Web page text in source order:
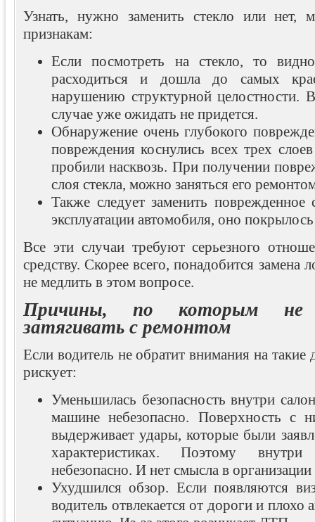
Узнать, нужно заменить стекло или
признакам:
Если посмотреть на стекло, то
расходиться и дошла до самых
нарушению структурной целостности.
случае уже ожидать не придется.
Обнаружение очень глубокого
повреждения коснулись всех трех
пробили насквозь. При получении
слоя стекла, можно заняться его
Также следует заменить поврежденное
эксплуатации автомобиля, оно
Все эти случаи требуют серьезного
средству. Скорее всего, понадобится замена
не медлить в этом вопросе.
Причины, по которым не
затягивать с ремонтом
Если водитель не обратит внимания на
рискует:
Уменьшилась безопасность внутри
машине небезопасно. Поверхность с
выдерживает удары, которые были
характеристиках. Поэтому внутри
небезопасно. И нет смысла в
Ухудшился обзор. Если появляются
водитель отвлекается от дороги и